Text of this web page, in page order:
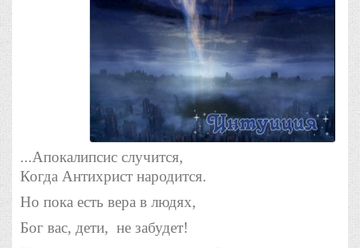
...Апокалипсис случится,
Когда Антихрист народится.
Но пока есть вера в людях,
Бог вас, дети, не забудет!